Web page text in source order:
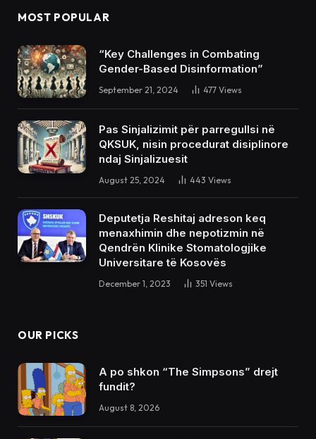
MOST POPULAR
“Key Challenges in Combating
Gender-Based Disinformation”
September 21, 2024 477 Views
Pas Sinjalizimit për parregullsi në
QKSUK, nisin procedurat disiplinore
ndaj Sinjalizuesit
August 25, 2024 443 Views
Deputetja Reshitaj adreson keq
menaxhimin dhe nepotizmin në
Qendrën Klinike Stomatologjike
Universitare të Kosovës
December 1, 2023 351 Views
OUR PICKS
A po shkon “The Simpsons” drejt
fundit?
August 8, 2026